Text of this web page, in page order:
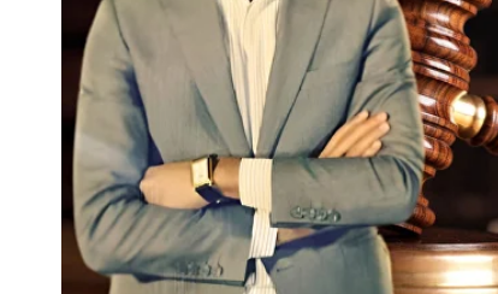
— bu ertangi kuningning sarmoyasidir. Bugun harakat qilgan
behuda o‘tkazsang, ertangi kunda “kech bo‘ldi” degan so‘z
muvaffaqiyatli, baxtli, komil inson bo‘lishini orzu qiladi.
Ular sen uchun tunlari bedor bo‘lishgan, hayotning
deyishni istaydi. Shuning uchun bugun o‘qishga, ilmga,
onangning orzulari hamdir. Sen ular uchun faxr manbai
barchasi avvalo o‘ziga ishonishdan boshlagan. Ishonch
Orzularing qanchalik katta bo‘lmasin, ularni amalga
emas, balki o‘rganish imkoniyatidir. O‘ziga ishongan inson
umid bog‘laganlar bor. Ular uchun ham, o‘zing uchun ham